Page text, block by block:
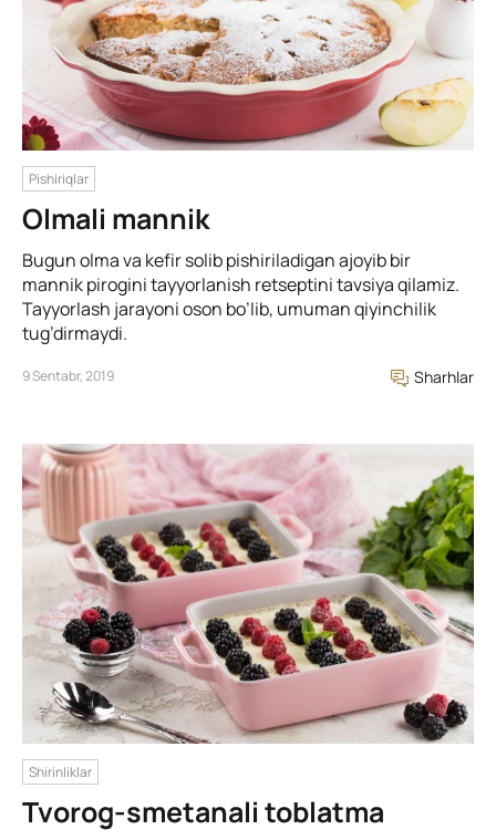
Pishiriqlar
Olmali mannik
Bugun olma va kefir solib pishiriladigan ajoyib bir
mannik pirogini tayyorlanish retseptini tavsiya qilamiz.
Tayyorlash jarayoni oson bo’lib, umuman qiyinchilik
tug’dirmaydi.
9 Sentabr, 2019 Sharhlar
Shirinliklar
Tvorog-smetanali toblatma